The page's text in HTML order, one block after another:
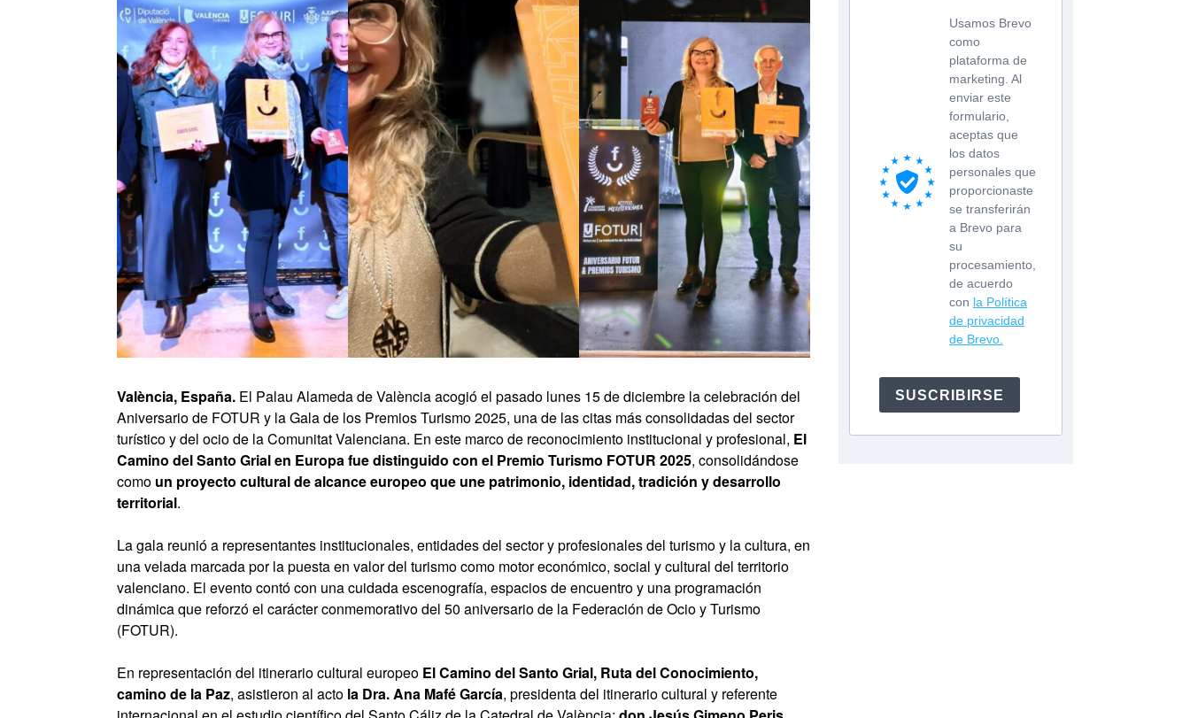
València, España. El Palau Alameda de València acogió el pasado lunes 15 de diciembre la celebración del
Aniversario de FOTUR y la Gala de los Premios Turismo 2025, una de las citas más consolidadas del sector
turístico y del ocio de la Comunitat Valenciana. En este marco de reconocimiento institucional y profesional, El
Camino del Santo Grial en Europa fue distinguido con el Premio Turismo FOTUR 2025, consolidándose
como un proyecto cultural de alcance europeo que une patrimonio, identidad, tradición y desarrollo
territorial.
La gala reunió a representantes institucionales, entidades del sector y profesionales del turismo y la cultura, en
una velada marcada por la puesta en valor del turismo como motor económico, social y cultural del territorio
valenciano. El evento contó con una cuidada escenografía, espacios de encuentro y una programación
dinámica que reforzó el carácter conmemorativo del 50 aniversario de la Federación de Ocio y Turismo
(FOTUR).
En representación del itinerario cultural europeo El Camino del Santo Grial, Ruta del Conocimiento,
camino de la Paz, asistieron al acto la Dra. Ana Mafé García, presidenta del itinerario cultural y referente
Usamos Brevo
como
plataforma de
marketing. Al
enviar este
formulario,
aceptas que
los datos
personales que
proporcionaste
se transferirán
a Brevo para
su
procesamiento,
de acuerdo
con la Política
de privacidad
de Brevo.
SUSCRIBIRSE